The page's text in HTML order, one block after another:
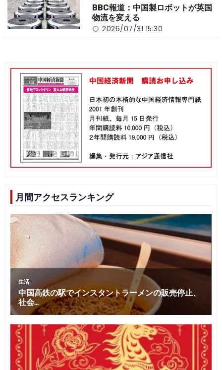
BBC報道：中国製ロボットが英国
物流を変える
2026/07/31 15:30
月間アクセスランキング